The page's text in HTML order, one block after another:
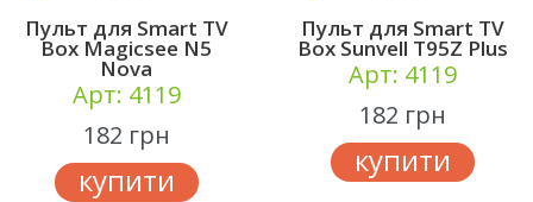
Пульт для Smart TV
Box Magicsee N5
Nova
Арт: 4119
182 грн
купити
Пульт для Smart TV
Box Sunvell T95Z Plus
Арт: 4119
182 грн
купити